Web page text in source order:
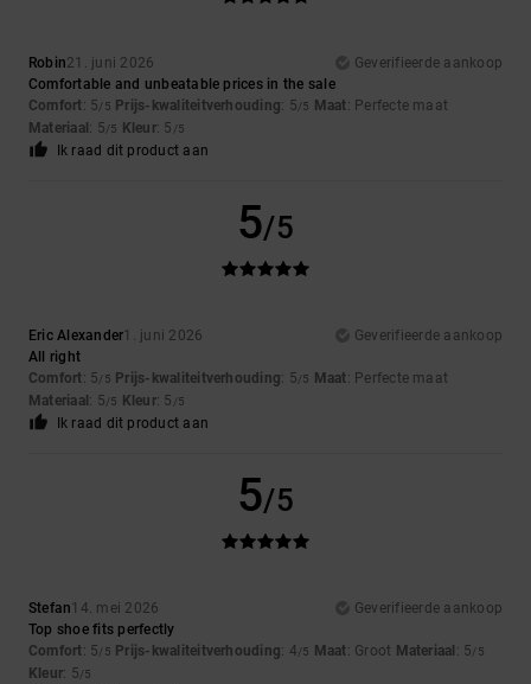
Robin21. juni 2026
Geverifieerde aankoop
Comfortable and unbeatable prices in the sale
Comfort: 5/5 Prijs-kwaliteitverhouding: 5/5 Maat: Perfecte maat
Materiaal : 5/5 Kleur: 5 /5
Ik raad dit product aan
5/5
Eric Alexander1. juni 2026
Geverifieerde aankoop
All right
Comfort: 5/5 Prijs-kwaliteitverhouding: 5/5 Maat: Perfecte maat
Materiaal : 5/5 Kleur: 5 /5
Ik raad dit product aan
5/5
Stefan14. mei 2026
Geverifieerde aankoop
Top shoe fits perfectly
Comfort: 5/5 Prijs-kwaliteitverhouding: 4/5 Maat: Groot Materiaal : 5/5
Kleur: 5/5